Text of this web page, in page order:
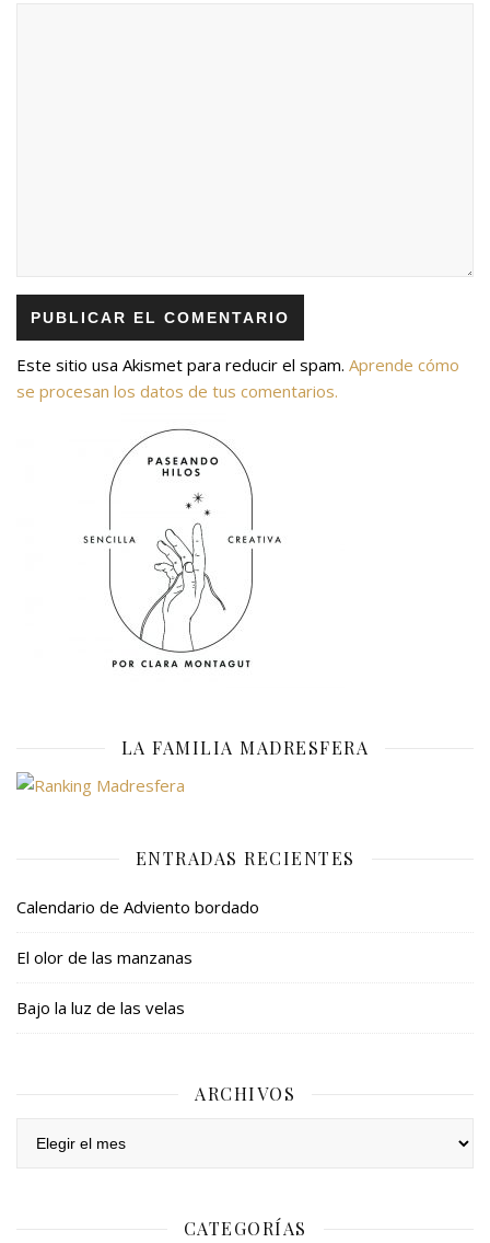
Este sitio usa Akismet para reducir el spam. Aprende cómo
se procesan los datos de tus comentarios.
LA FAMILIA MADRESFERA
ENTRADAS RECIENTES
Calendario de Adviento bordado
El olor de las manzanas
Bajo la luz de las velas
ARCHIVOS
CATEGORÍAS